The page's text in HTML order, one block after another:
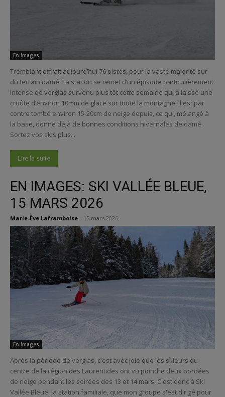
En images
Tremblant offrait aujourd’hui 76 pistes, pour la vaste majorité sur
du terrain damé. La station se remet d’un épisode particulièrement
intense de verglas survenu plus tôt cette semaine qui a laissé une
croûte d’environ 10mm de glace sur toute la montagne. Il est par
contre tombé environ 15-20cm de neige depuis, ce qui, mélangé à
la base, donne déjà de bonnes conditions hivernales de damé.
Sortez vos skis plus...
Lire la suite
EN IMAGES: SKI VALLÉE BLEUE,
15 MARS 2026
Marie-Ève Laframboise 15 mars 2026
En images
Après la période de verglas, c'est avec joie que les skieurs du
centre de la région des Laurentides ont vu poindre deux bordées
de neige pendant les soirées des 13 et 14 mars. C'est donc à Ski
Vallée Bleue, la station familiale, que mon groupe s'est dirigé pour